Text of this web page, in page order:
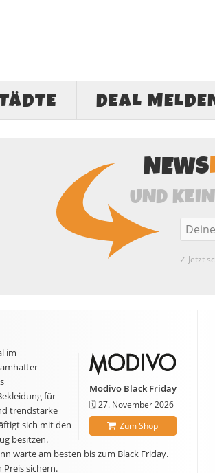
DEAL
NEWS
UND
✓ Jetzt
Modivo Black Friday
🗓️27. November 2026
Zum Shop
im
für
trendstarke
sich mit den
besitzen.
warte am besten bis zum Black Friday.
sichern.